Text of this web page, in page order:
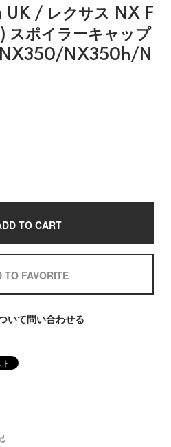
/ レクサス NX F
ポイラーキャップ
NX350/NX350h/N
TO CART
TO FAVORITE
いて問い合わせる